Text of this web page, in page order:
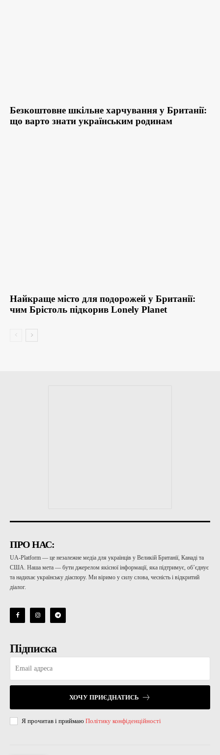
Безкоштовне шкільне харчування у Британії:
що варто знати українським родинам
Найкраще місто для подорожей у Британії:
чим Брістоль підкорив Lonely Planet
ПРО НАС:
UA-Platform — це незалежне медіа для українців у Великій Британії, Канаді та
США. Наша мета — бути джерелом якісної інформації, яка підтримує, об’єднує
та надихає українську діаспору. Ми віримо у силу слова, чесність і відкритий
діалог.
Підписка
ХОЧУ ПРИЄДНАТИСЬ
Я прочитав і приймаю Політику конфіденційності